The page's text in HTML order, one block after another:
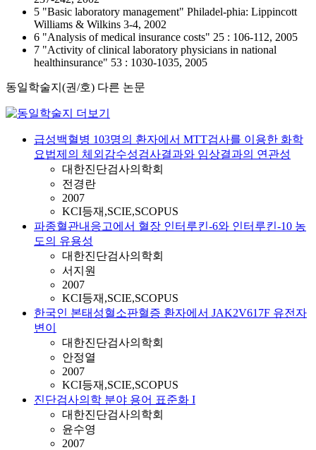
5 "Basic laboratory management" Philadel-phia: Lippincott
Williams & Wilkins 3-4, 2002
6 "Analysis of medical insurance costs" 25 : 106-112, 2005
7 "Activity of clinical laboratory physicians in national
healthinsurance" 53 : 1030-1035, 2005
동일학술지(권/호) 다른 논문
급성백혈병 103명의 환자에서 MTT검사를 이용한 화학
요법제의 체외감수성검사결과와 임상결과의 연관성
대한진단검사의학회
전경란
2007
KCI등재,SCIE,SCOPUS
파종혈관내응고에서 혈장 인터루킨-6와 인터루킨-10 농
도의 유용성
대한진단검사의학회
서지원
2007
KCI등재,SCIE,SCOPUS
한국인 본태성혈소판혈증 환자에서 JAK2V617F 유전자
변이
대한진단검사의학회
안정열
2007
KCI등재,SCIE,SCOPUS
진단검사의학 분야 용어 표준화 I
대한진단검사의학회
윤수영
2007